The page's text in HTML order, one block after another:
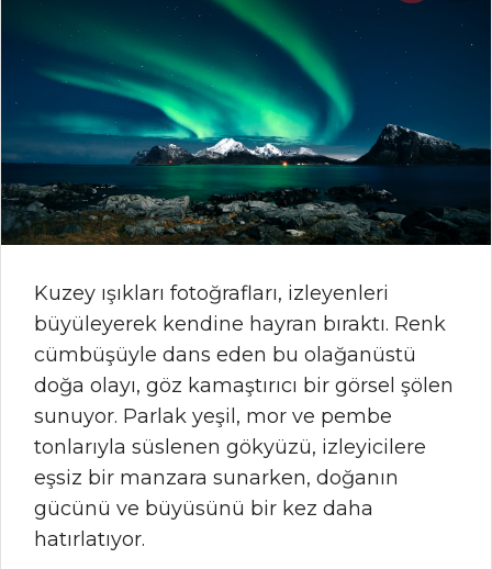
Kuzey ışıkları fotoğrafları, izleyenleri
büyüleyerek kendine hayran bıraktı. Renk
cümbüşüyle dans eden bu olağanüstü
doğa olayı, göz kamaştırıcı bir görsel şölen
sunuyor. Parlak yeşil, mor ve pembe
tonlarıyla süslenen gökyüzü, izleyicilere
eşsiz bir manzara sunarken, doğanın
gücünü ve büyüsünü bir kez daha
hatırlatıyor.